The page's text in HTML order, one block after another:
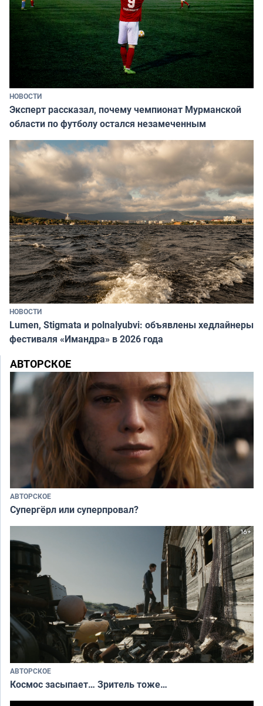
НОВОСТИ
Эксперт рассказал, почему чемпионат Мурманской
области по футболу остался незамеченным
НОВОСТИ
Lumen, Stigmata и polnalyubvi: объявлены хедлайнеры
фестиваля «Имандра» в 2026 года
АВТОРСКОЕ
АВТОРСКОЕ
Супергёрл или суперпровал?
АВТОРСКОЕ
Космос засыпает… Зритель тоже…